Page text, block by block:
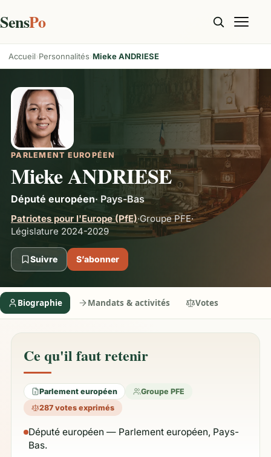
SensPo
Accueil Personnalités Mieke ANDRIESE
PARLEMENT EUROPÉEN
Mieke ANDRIESE
Député européen· Pays-Bas
Patriotes pour l'Europe (PfE)·GroupePFE·
Législature 2024-2029
Suivre S’abonner
Biographie Mandats & activités Votes
Ce qu'il faut retenir
Parlement européen
Groupe PFE
287 votes exprimés
Député européen — Parlement européen, Pays-
Bas.